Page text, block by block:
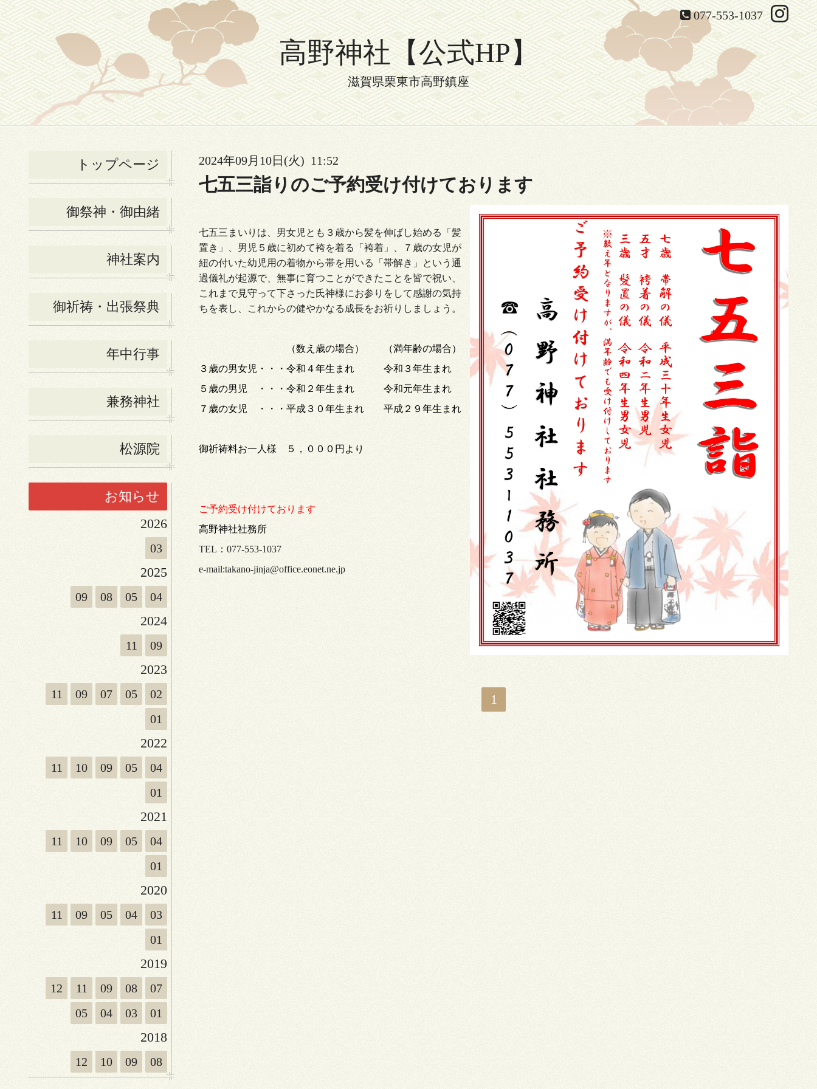
077-553-1037
高野神社【公式HP】
滋賀県栗東市高野鎮座
トップページ
御祭神・御由緒
神社案内
御祈祷・出張祭典
年中行事
兼務神社
松源院
お知らせ
2026
03
2025
09 08 05 04
2024
11 09
2023
11 09 07 05
02
01
2022
11 10 09 05
04
01
2021
11 10 09 05
04
01
2020
11 09 05 04
03
01
2019
12 11 09 08
07
05
04 03 01
2018
12 10 09 08
2024年09月10日(火) 11:52
七五三詣りのご予約受け付けております
七五三まいりは、男女児とも ３ 歳から髪を伸ばし始める「髪
置き」、男児 ５ 歳に初めて袴を着る「袴着」、 ７ 歳の女児が
紐の付いた幼児用の着物から帯を用いる「帯解き」という通
過儀礼が起源で、無事に育つことができたことを皆で祝い、
これまで見守って下さった氏神様にお参りをして感謝の気持
ちを表し、これからの健やかなる成長をお祈りしましょう。
（数え歳の場合） （満年齢の場合）
３歳の男女児・・・令和４年生まれ 令和３年生まれ
５歳の男児 ・・・令和２ 年生まれ 令和元年生まれ
７歳の女児 ・・・平成 ３０年生まれ 平成 ２９ 年生まれ
御祈祷料お一人様 ５，０００円より
ご予約受け付けております
高野神社社務所
TEL：077-553-1037
e-mail:takano-jinja@office.eonet.ne.jp
1